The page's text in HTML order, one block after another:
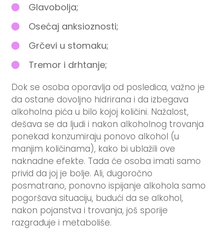
Glavobolja;
Osećaj anksioznosti;
Grčevi u stomaku;
Tremor i drhtanje;
Dok se osoba oporavlja od posledica, važno je
da ostane dovoljno hidrirana i da izbegava
alkoholna pića u bilo kojoj količini. Nažalost,
dešava se da ljudi i nakon alkoholnog trovanja
ponekad konzumiraju ponovo alkohol (u
manjim količinama), kako bi ublažili ove
naknadne efekte. Tada će osoba imati samo
privid da joj je bolje. Ali, dugoročno
posmatrano, ponovno ispijanje alkohola samo
pogoršava situaciju, budući da se alkohol,
nakon pojanstva i trovanja, još sporije
razgrađuje i metaboliše.